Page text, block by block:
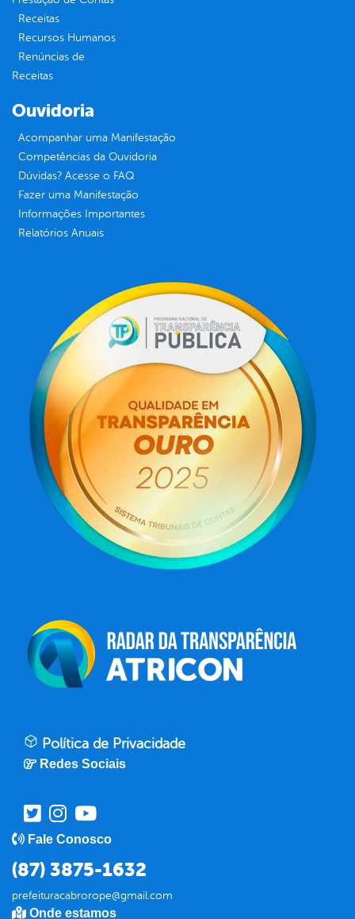
Receitas
Recursos Humanos
Renúncias de
Receitas
Ouvidoria
Acompanhar uma Manifestação
Competências da Ouvidoria
Dúvidas? Acesse o FAQ
Fazer uma Manifestação
Informações Importantes
Relatórios Anuais
Política de Privacidade
Redes Sociais
Fale Conosco
(87) 3875-1632
prefeituracabrorope@gmail.com
Onde estamos